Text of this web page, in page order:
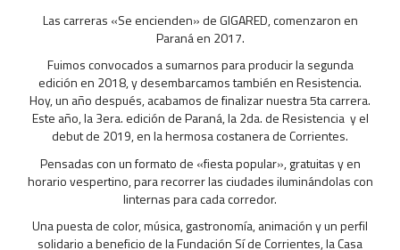
Las carreras «Se encienden» de GIGARED, comenzaron en
Paraná en 2017.
Fuimos convocados a sumarnos para producir la segunda
edición en 2018, y desembarcamos también en Resistencia.
Hoy, un año después, acabamos de finalizar nuestra 5ta carrera.
Este año, la 3era. edición de Paraná, la 2da. de Resistencia y el
debut de 2019, en la hermosa costanera de Corrientes.
Pensadas con un formato de «fiesta popular», gratuitas y en
horario vespertino, para recorrer las ciudades iluminándolas con
linternas para cada corredor.
Una puesta de color, música, gastronomía, animación y un perfil
solidario a beneficio de la Fundación Sí de Corrientes, la Casa